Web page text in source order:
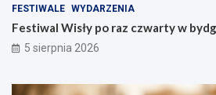
FESTIWALE WYDARZENIA
Festiwal Wisły po raz czwarty w
5 sierpnia 2026